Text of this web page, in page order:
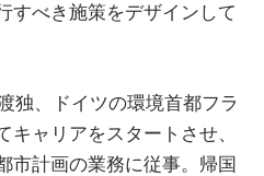
すべき施策をデザインして
独、ドイツの環境首都フラ
ャリアをスタートさせ、
市計画の業務に従事。帰国